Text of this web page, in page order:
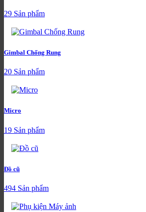
29 Sản phẩm
Gimbal Chống Rung
20 Sản phẩm
Micro
19 Sản phẩm
Đồ cũ
494 Sản phẩm